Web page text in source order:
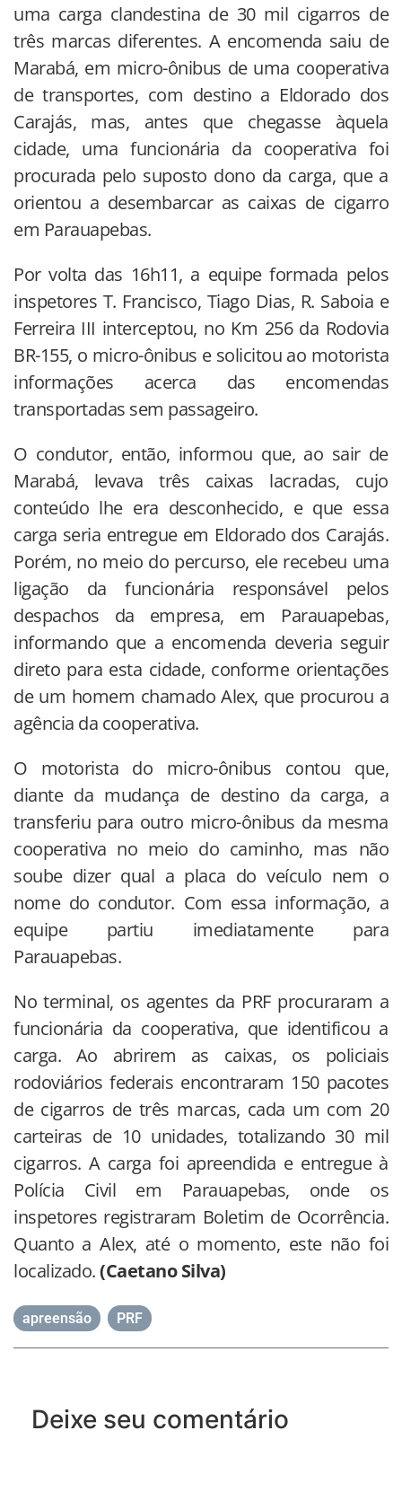
uma carga clandestina de 30 mil cigarros de
três marcas diferentes. A encomenda saiu de
Marabá, em micro-ônibus de uma cooperativa
de transportes, com destino a Eldorado dos
Carajás, mas, antes que chegasse àquela
cidade, uma funcionária da cooperativa foi
procurada pelo suposto dono da carga, que a
orientou a desembarcar as caixas de cigarro
em Parauapebas.
Por volta das 16h11, a equipe formada pelos
inspetores T. Francisco, Tiago Dias, R. Saboia e
Ferreira III interceptou, no Km 256 da Rodovia
BR-155, o micro-ônibus e solicitou ao motorista
informações acerca das encomendas
transportadas sem passageiro.
O condutor, então, informou que, ao sair de
Marabá, levava três caixas lacradas, cujo
conteúdo lhe era desconhecido, e que essa
carga seria entregue em Eldorado dos Carajás.
Porém, no meio do percurso, ele recebeu uma
ligação da funcionária responsável pelos
despachos da empresa, em Parauapebas,
informando que a encomenda deveria seguir
direto para esta cidade, conforme orientações
de um homem chamado Alex, que procurou a
agência da cooperativa.
O motorista do micro-ônibus contou que,
diante da mudança de destino da carga, a
transferiu para outro micro-ônibus da mesma
cooperativa no meio do caminho, mas não
soube dizer qual a placa do veículo nem o
nome do condutor. Com essa informação, a
equipe partiu imediatamente para
Parauapebas.
No terminal, os agentes da PRF procuraram a
funcionária da cooperativa, que identificou a
carga. Ao abrirem as caixas, os policiais
rodoviários federais encontraram 150 pacotes
de cigarros de três marcas, cada um com 20
carteiras de 10 unidades, totalizando 30 mil
cigarros. A carga foi apreendida e entregue à
Polícia Civil em Parauapebas, onde os
inspetores registraram Boletim de Ocorrência.
Quanto a Alex, até o momento, este não foi
localizado.(Caetano Silva)
apreensão PRF
Deixe seu comentário